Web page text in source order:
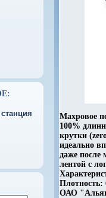
Махровое
100%
крутки
идеально
даже после
лентой с
Плотность:
ОАО